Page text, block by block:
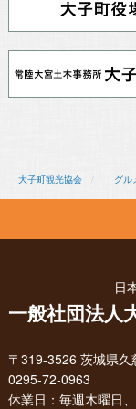
大子町観光協会 グル
日
一般社団法人
〒319-3526 茨城県
0295-72-0963
休業日：毎週木曜日